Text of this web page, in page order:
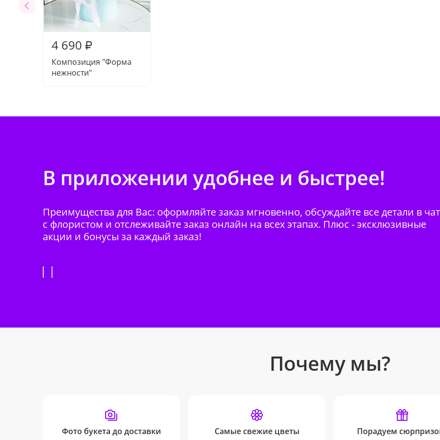
4 690 ₽
Композиция "Форма
нежности"
В приложении удобнее и быстрее!
Преимущества для Вас: оформляйте заказ мгновенно, обсуждайте все детали в
с флористом и отслеживайте заказ онлайн на всех этапах. Плюс - эксклюзивные
акции и бонусы за каждый заказ!
Почему мы?
Фото букета до доставки Самые свежие цветы Порадуем